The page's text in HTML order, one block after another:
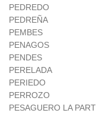
PEDREDO
PEDREÑA
PEMBES
PENAGOS
PENDES
PERELADA
PERIEDO
PERROZO
PESAGUERO LA